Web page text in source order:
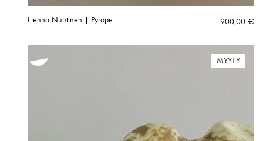
Henna Nuutinen | Pyrope 900,00 €
MYYTY